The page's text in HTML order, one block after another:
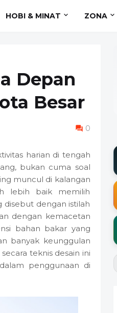
HOBI & MINAT ZONA
Depan
Besar
0
harian di tengah
bukan cuma soal
muncul di kalangan
lebih baik memilih
dengan istilah
dengan kemacetan
bahan bakar yang
banyak keunggulan
teknis desain ini
penggunaan di